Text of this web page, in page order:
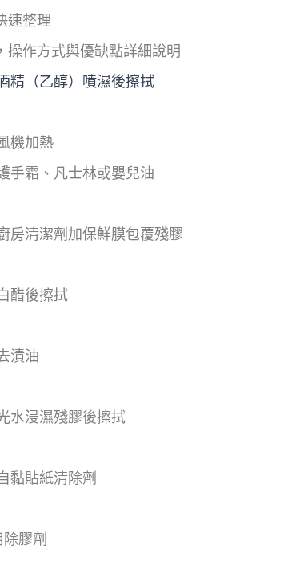
速整理
操作方式與優缺點詳細說明
精（乙醇）噴濕後擦拭
機加熱
手霜、凡士林或嬰兒油
房清潔劑加保鮮膜包覆殘膠
醋後擦拭
漬油
水浸濕殘膠後擦拭
黏貼紙清除劑
膠劑